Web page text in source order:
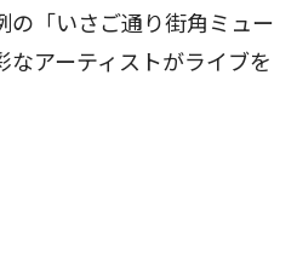
の「いさご通り街角ミュー
なアーティストがライブを